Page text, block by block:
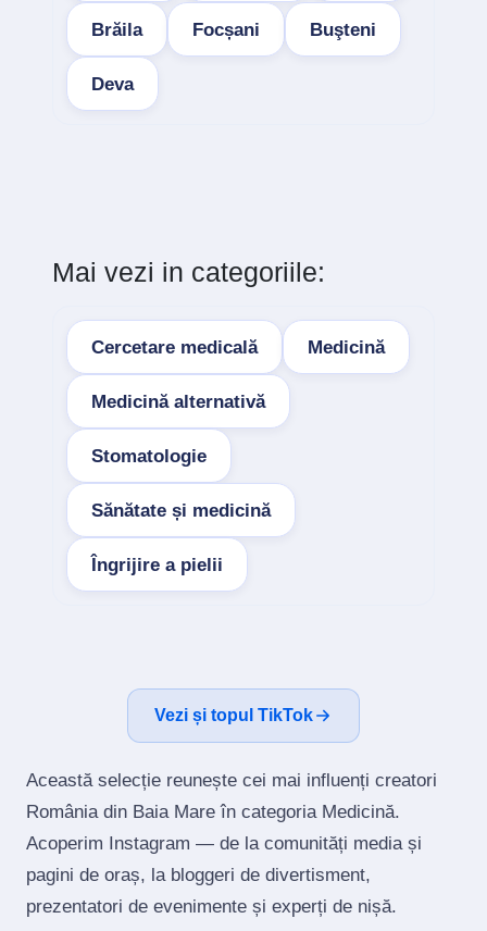
Brăila Focșani Buşteni
Deva
Mai vezi in categoriile:
Cercetare medicală Medicină
Medicină alternativă
Stomatologie
Sănătate și medicină
Îngrijire a pielii
Vezi și topul TikTok
Această selecție reunește cei mai influenți creatori
România din Baia Mare în categoria Medicină.
Acoperim Instagram — de la comunități media și
pagini de oraș, la bloggeri de divertisment,
prezentatori de evenimente și experți de nișă.